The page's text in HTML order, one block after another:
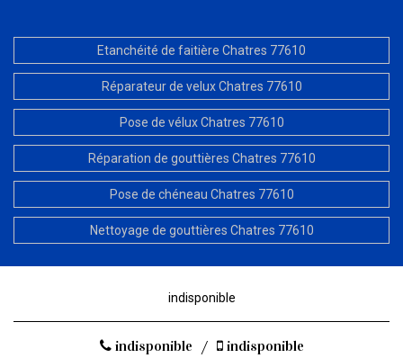
Etanchéité de faitière Chatres 77610
Réparateur de velux Chatres 77610
Pose de vélux Chatres 77610
Réparation de gouttières Chatres 77610
Pose de chéneau Chatres 77610
Nettoyage de gouttières Chatres 77610
indisponible
indisponible / indisponible